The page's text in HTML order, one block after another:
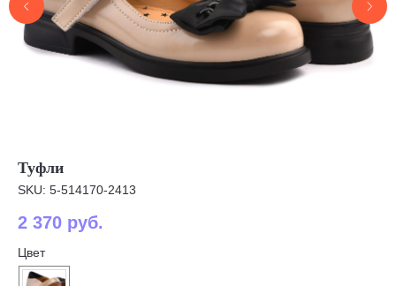
Туфли
SKU: 5-514170-2413
2 370 руб.
Цвет